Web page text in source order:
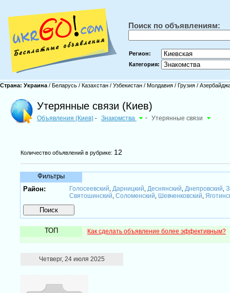
Поиск по объявлениям:
Регион:
Категория:
Страна: Украина / Беларусь / Казахстан / Узбекистан / Молдавия / Грузия /
Утерянные связи (Киев)
Объявления (Киев) - Знакомства - Утерянные связи
Количество объявлений в рубрике: 12
Фильтры
Район:
Голосеевский Дарницкий Деснянский Днепровский
Святошинский Соломенский Шевченковский
ТОП Как сделать объявление более эффективным?
Четверг, 24 июля 2025